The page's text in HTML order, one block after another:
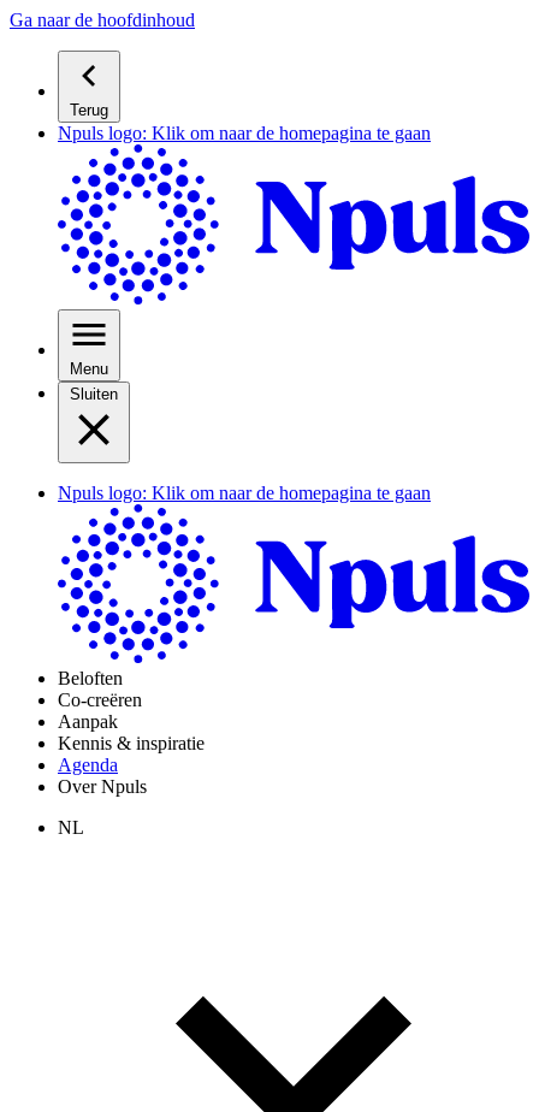
Ga naar de hoofdinhoud
Terug
Npuls logo: Klik om naar de homepagina te gaan
Menu
Sluiten
Npuls logo: Klik om naar de homepagina te gaan
Beloften
Co-creëren
Aanpak
Kennis & inspiratie
Agenda
Over Npuls
NL